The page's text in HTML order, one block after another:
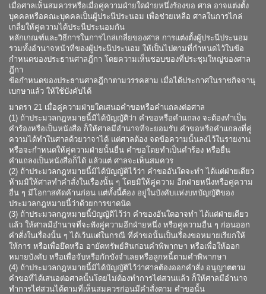
เมื่อศาลเห็นสมควรหรือเมื่อคู่ความฝ่ายใดฝ่ายหนึ่งร้องขอ ศาล อาจแต่งตั้ง
บุคคลหรือคณะบุคคลเป็นผู้ประนีประนอม เพื่อช่วยเหลือ ศาลในการไกล่
เกลี่ยให้คู่ความได้ประนีประนอมกัน
หลักเกณฑ์และวิธีการในการไกล่เกลี่ยของศาล การแต่งตั้งผู้ประนีประนอม
รวมทั้งอำนาจหน้าที่ของผู้ประนีประนอม ให้เป็นไปตามที่กำหนดไว้ในข้อ
กำหนดของประธานศาลฎีกา โดยความเห็นชอบของที่ประชุมใหญ่ของศาล
ฎีกา
ข้อกำหนดของประธานศาลฎีกาตามวรรคสาม เมื่อได้ประกาศในราชกิจจานุ
เบกษาแล้ว ให้ใช้บังคับได้
มาตรา 21 เมื่อคู่ความฝ่ายใดเสนอคำขอหรือคำแถลงต่อศาล
(1) ถ้าประมวลกฎหมายนี้มิได้บัญญัติว่า คำขอหรือคำแถลง จะต้องทำเป็น
คำร้องหรือเป็นหนังสือ ก็ให้ศาลมีอำนาจที่จะยอมรับ คำขอหรือคำแถลงที่คู่
ความได้ทำในศาลด้วยวาจาได้ แต่ศาลต้อง จดข้อความนั้นลงไว้ในรายงาน
หรือจะกำหนดให้คู่ความฝ่ายนั้นยื่น คำขอโดยทำเป็นคำร้อง หรือยื่น
คำแถลงเป็นหนังสือก็ได้ แล้วแต่ ศาลจะเห็นสมควร
(2) ถ้าประมวลกฎหมายนี้มิได้บัญญัติไว้ว่า คำขออันใดจะทำ ได้แต่ฝ่ายเดียว
ห้ามมิให้ศาลทำคำสั่งในเรื่องนั้น ๆ โดยมิให้คู่ความ อีกฝ่ายหนึ่งหรือคู่ความ
อื่น ๆ มีโอกาสคัดค้านก่อน แต่ทั้งนี้ต้อง อยู่ในบังคับแห่งบทบัญญัติของ
ประมวลกฎหมายนี้ว่าด้วยการขาดนัด
(3) ถ้าประมวลกฎหมายนี้บัญญัติไว้ว่า คำของอันใดอาจทำ ได้แต่ฝ่ายเดียว
แล้ว ให้ศาลมีอำนาจที่จะฟังคู่ความอีกฝ่ายหนึ่ง หรือคู่ความอื่น ๆ ก่อนออก
คำสั่งในเรื่องนั้น ๆ ได้เว้นแต่ในกรณี ที่คำขอนั้นเป็นเรื่องขอหมายเรียกให้
ให้การ หรือเพื่อยึดหรือ อายัดทรัพย์สินก่อนคำพิพากษา หรือเพื่อให้ออก
หมายบังคับ หรือเพื่อจับหรือกักขังจำเลยหรือลูกหนี้ตามคำพิพากษา
(4) ถ้าประมวลกฎหมายนี้มิได้บัญญัติไว้ว่าศาลต้องออกคำสั่ง อนุญาตตาม
คำขอที่ได้เสนอต่อศาลนั้นโดยไม่ต้องทำการไต่สวนแล้ว ก็ให้ศาลมีอำนาจ
ทำการไต่สวนได้ตามที่เห็นสมควรก่อนมีคำสั่งตาม คำขอนั้น